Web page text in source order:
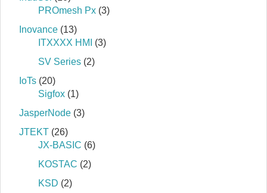
PROmesh Px (3)
Inovance (13)
ITXXXX HMI
(3)
SV Series (2)
IoTs (20)
Sigfox (1)
JasperNode (3)
JTEKT (26)
JX-BASIC (6)
KOSTAC (2)
KSD (2)